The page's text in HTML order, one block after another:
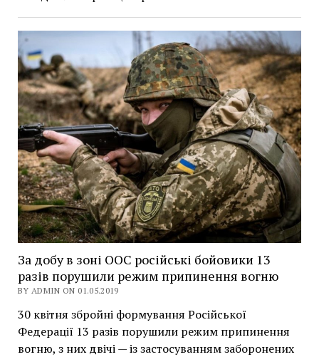
За добу в зоні ООС російські бойовики 13
разів порушили режим припинення вогню
BY ADMIN ON 01.05.2019
30 квітня збройні формування Російської
Федерації 13 разів порушили режим припинення
вогню, з них двічі — із застосуванням заборонених